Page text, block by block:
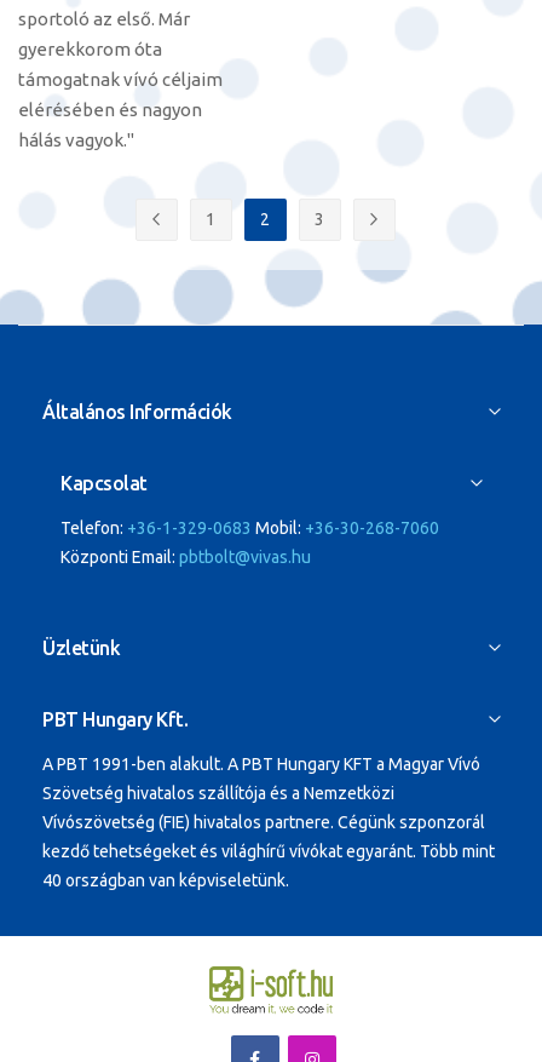
sportoló az első. Már
gyerekkorom óta
támogatnak vívó céljaim
elérésében és nagyon
hálás vagyok."
Oldal
Oldal
1
You're currently reading page
2
3
Általános Információk
Kapcsolat
Telefon: +36-1-329-0683 Mobil: +36-30-268-7060
Központi Email: pbtbolt@vivas.hu
Üzletünk
PBT Hungary Kft.
A PBT 1991-ben alakult. A PBT Hungary KFT a Magyar Vívó
Szövetség hivatalos szállítója és a Nemzetközi
Vívószövetség (FIE) hivatalos partnere. Cégünk szponzorál
kezdő tehetségeket és világhírű vívókat egyaránt. Több mint
40 országban van képviseletünk.